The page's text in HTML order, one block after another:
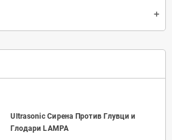
Ultrasonic Сирена Против Глувци и
Глодари LAMPA